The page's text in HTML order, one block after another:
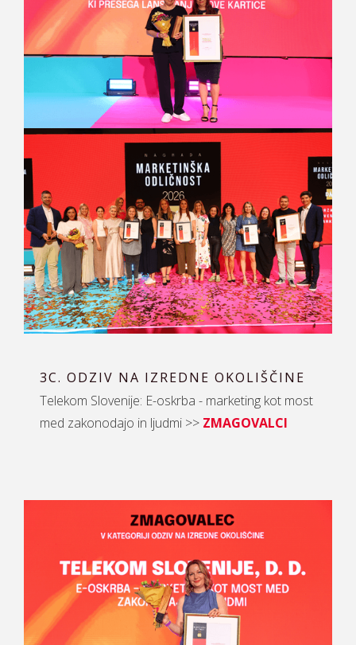
3C. ODZIV NA IZREDNE OKOLIŠČINE
Telekom Slovenije: E-oskrba - marketing kot most
med zakonodajo in ljudmi >> ZMAGOVALCI